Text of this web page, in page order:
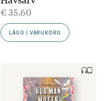
€35.60
LÄGG I VARUKORG